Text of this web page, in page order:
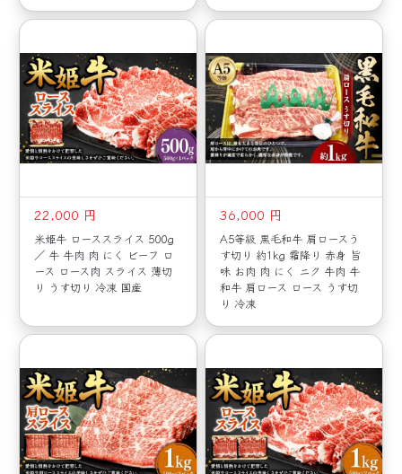
22,000 円
米姫牛 ローススライス 500g
／ 牛 牛肉 肉 にく ビーフ ロ
ース ロース肉 スライス 薄切
り うす切り 冷凍 国産
36,000 円
A5等級 黒毛和牛 肩ロースう
す切り 約1kg 霜降り 赤身 旨
味 お肉 肉 にく ニク 牛肉 牛
和牛 肩ロース ロース うす切
り 冷凍